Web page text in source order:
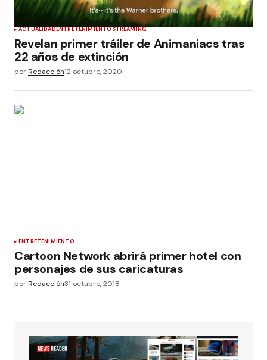
ACTUALIDAD ENTRETENIMIENTO STREAMING
Revelan primer tráiler de Animaniacs tras
22 años de extinción
porRedacción12 octubre, 2020
ENTRETENIMIENTO
Cartoon Network abrirá primer hotel con
personajes de sus caricaturas
porRedacción31 octubre, 2018